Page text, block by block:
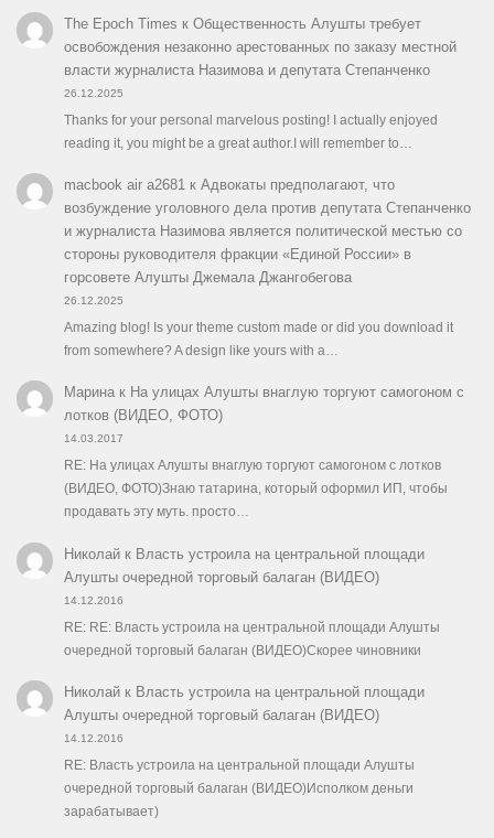
The Epoch Times к Общественность Алушты требует
освобождения незаконно арестованных по заказу местной
власти журналиста Назимова и депутата Степанченко
26.12.2025
Thanks for your personal marvelous posting! I actually enjoyed
reading it, you might be a great author.I will remember to…
macbook air a2681 к Адвокаты предполагают, что
возбуждение уголовного дела против депутата Степанченко
и журналиста Назимова является политической местью со
стороны руководителя фракции «Единой России» в
горсовете Алушты Джемала Джангобегова
26.12.2025
Amazing blog! Is your theme custom made or did you download it
from somewhere? A design like yours with a…
Маринак На улицах Алушты внаглую торгуют самогоном с
лотков (ВИДЕО, ФОТО)
14.03.2017
RE: На улицах Алушты внаглую торгуют самогоном с лотков
(ВИДЕО, ФОТО)Знаю татарина, который оформил ИП, чтобы
продавать эту муть. просто…
Николайк Власть устроила на центральной площади
Алушты очередной торговый балаган (ВИДЕО)
14.12.2016
RE: RE: Власть устроила на центральной площади Алушты
очередной торговый балаган (ВИДЕО)Скорее чиновники
Николайк Власть устроила на центральной площади
Алушты очередной торговый балаган (ВИДЕО)
14.12.2016
RE: Власть устроила на центральной площади Алушты
очередной торговый балаган (ВИДЕО)Исполком деньги
зарабатывает)